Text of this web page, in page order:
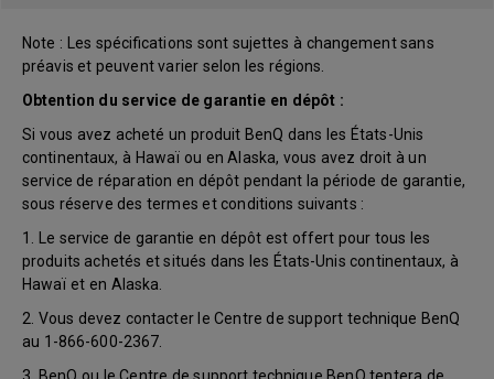
Note : Les spécifications sont sujettes à changement sans
préavis et peuvent varier selon les régions.
Obtention du service de garantie en dépôt :
Si vous avez acheté un produit BenQ dans les États-Unis
continentaux, à Hawaï ou en Alaska, vous avez droit à un
service de réparation en dépôt pendant la période de garantie,
sous réserve des termes et conditions suivants :
1. Le service de garantie en dépôt est offert pour tous les
produits achetés et situés dans les États-Unis continentaux, à
Hawaï et en Alaska.
2. Vous devez contacter le Centre de support technique BenQ
au 1-866-600-2367.